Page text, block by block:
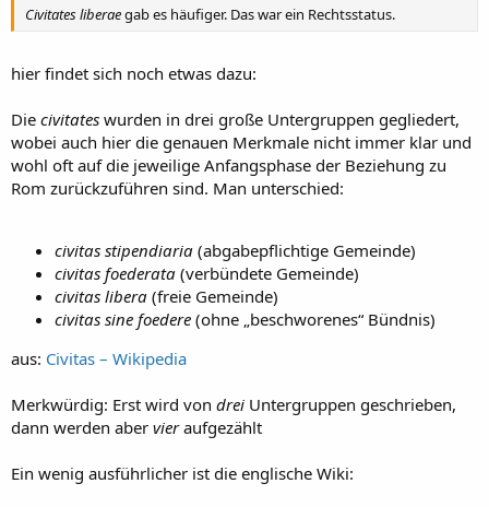
Civitates liberaegab es häufiger. Das war ein Rechtsstatus.
hier findet sich noch etwas dazu:
Die civitates wurden in drei große Untergruppen gegliedert,
wobei auch hier die genauen Merkmale nicht immer klar und
wohl oft auf die jeweilige Anfangsphase der Beziehung zu
Rom zurückzuführen sind. Man unterschied:
civitas stipendiaria (abgabepflichtige Gemeinde)
civitas foederata (verbündete Gemeinde)
civitas libera (freie Gemeinde)
civitas sine foedere (ohne „beschworenes“ Bündnis)
aus: Civitas – Wikipedia
Merkwürdig: Erst wird von drei Untergruppen geschrieben,
dann werden aber vieraufgezählt
Ein wenig ausführlicher ist die englische Wiki: